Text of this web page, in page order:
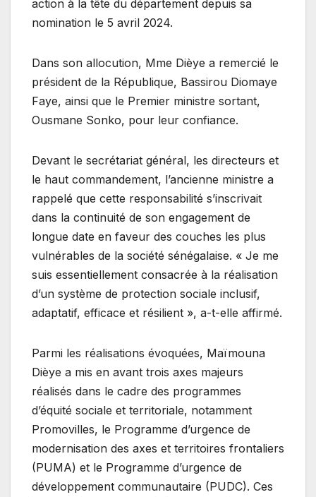
action à la tête du département depuis sa
nomination le 5 avril 2024.
Dans son allocution, Mme Dièye a remercié le
président de la République, Bassirou Diomaye
Faye, ainsi que le Premier ministre sortant,
Ousmane Sonko, pour leur confiance.
Devant le secrétariat général, les directeurs et
le haut commandement, l’ancienne ministre a
rappelé que cette responsabilité s’inscrivait
dans la continuité de son engagement de
longue date en faveur des couches les plus
vulnérables de la société sénégalaise. « Je me
suis essentiellement consacrée à la réalisation
d’un système de protection sociale inclusif,
adaptatif, efficace et résilient », a-t-elle affirmé.
Parmi les réalisations évoquées, Maïmouna
Dièye a mis en avant trois axes majeurs
réalisés dans le cadre des programmes
d’équité sociale et territoriale, notamment
Promovilles, le Programme d’urgence de
modernisation des axes et territoires frontaliers
(PUMA) et le Programme d’urgence de
développement communautaire (PUDC). Ces